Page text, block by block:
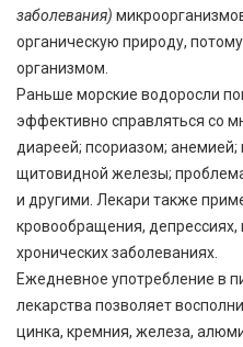
заболевания)
органическую природу,
организмом.
Раньше морские водоросли
эффективно справляться со
диареей; псориазом;
щитовидной железы;
и другими. Лекари также
кровообращения, депрессиях,
хронических заболеваниях.
Ежедневное употребление в
лекарства позволяет
цинка, кремния, железа,